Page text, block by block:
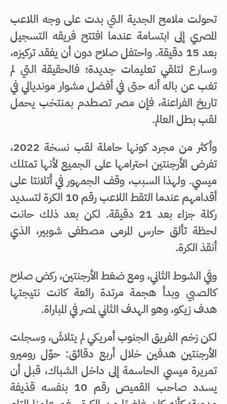
تحولت ملامح الجدية التي بدت على وجه اللاعب
المصري إلى ابتسامة عندما افتتح فريقه التسجيل
بعد 15 دقيقة. واحتفل صلاح دون أن يفقد تركيزه،
وسارع لتلقي تعليمات جديدة؛ فالحقيقة التي لم
تغب عن باله أنه حتى في أفضل مشوار مونديالي في
تاريخ الفراعنة، فإن مصر تصطدم بمنتخب يحمل
لقب بطل العالم.
وأكثر من مجرد كونها حاملة لقب نسخة 2022،
تفرض الأرجنتين احترامها على الجميع لأنها تمتلك
ميسي. ولهذا السبب، وقف الجمهور في أتلانتا على
أقدامهم عندما التقط اللاعب رقم 10 الكرة لتسديد
ركلة جزاء بعد 21 دقيقة. لكن بعد ذلك حانت
لحظة تألق حارس المرمى مصطفى شوبير، الذي
أنقذ الكرة.
وفي الشوط الثاني، ومع ضغط الأرجنتين، ركض صلاح
كالصبي وبدأ هجمة مرتدة رائعة كانت نتيجتها
هدف زيكو، وهو الهدف الثاني لمصر في المباراة.
لكن زخم الفريق الجنوب أمريكي لم يتلاشَ، وسجلت
الأرجنتين هدفين خلال أربع دقائق: حوّل روميرو
تمريرة ميسي الحاسمة إلى داخل الشباك، قبل أن
يسدد صاحب القميص رقم 10 بنفسه قذيفة